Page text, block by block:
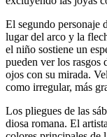
El segundo personaje
lugar del arco y la
el niño sostiene un
pueden ver los rasgos
ojos con su mirada.
como irregular, más
Los pliegues de las
diosa romana. El